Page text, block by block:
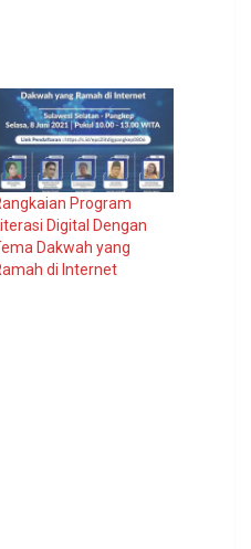
Program
Digital Dengan
Dakwah yang
di Internet